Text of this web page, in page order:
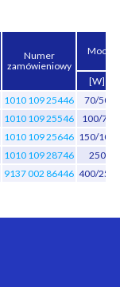
Numer
zamówieniowy
Moc
[W]
1010 109 25446
70/50
1010 109 25546
100/70
1010 109 25646 150/100
1010 109 28746
250
9137 002 86446 400/250